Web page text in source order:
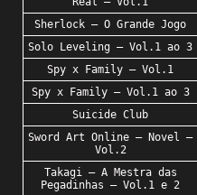
Sherlock – O Grande Jogo
Solo Leveling – Vol.1 ao 3
Spy x Family – Vol.1
Spy x Family – Vol.1 ao 3
Suicide Club
Sword Art Online – Novel –
Vol.2
Takagi – A Mestra das
Pegadinhas – Vol.1 e 2